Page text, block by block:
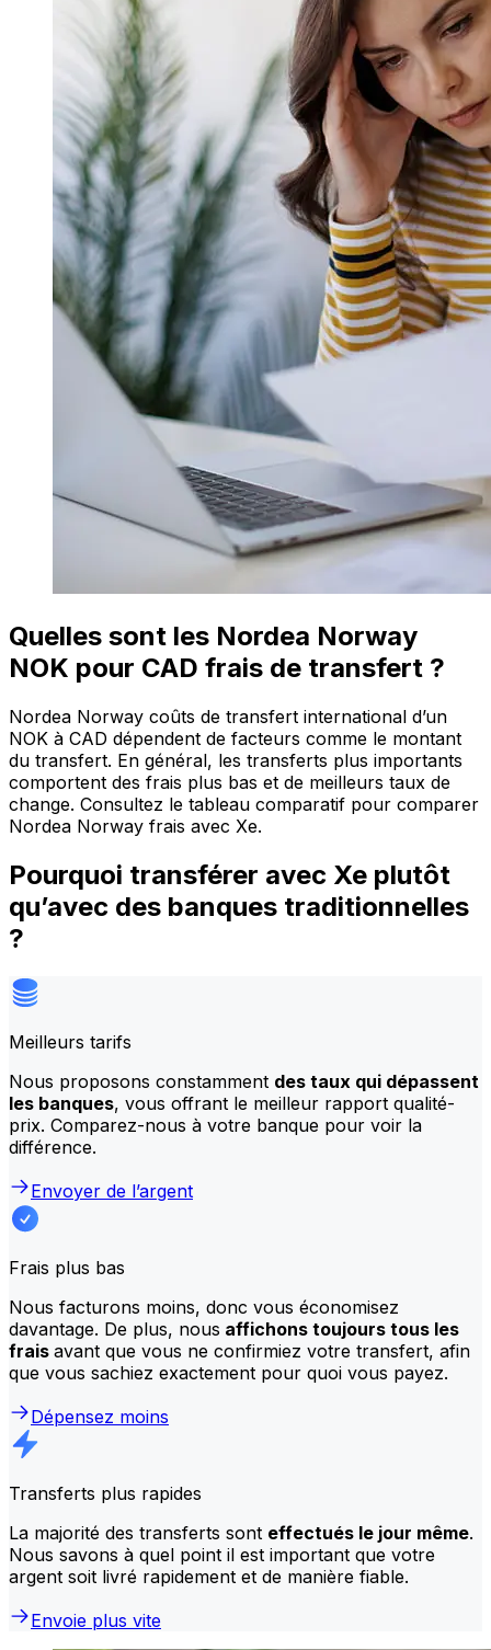
Quelles sont les Nordea Norway
NOK pour CAD frais de transfert ?
Nordea Norway coûts de transfert international d’un
NOK à CAD dépendent de facteurs comme le montant
du transfert. En général, les transferts plus importants
comportent des frais plus bas et de meilleurs taux de
change. Consultez le tableau comparatif pour comparer
Nordea Norway frais avec Xe.
Pourquoi transférer avec Xe plutôt
qu’avec des banques traditionnelles
?
Meilleurs tarifs
Nous proposons constamment des taux qui dépassent
les banques, vous offrant le meilleur rapport qualité-
prix. Comparez-nous à votre banque pour voir la
différence.
Envoyer de l’argent
Frais plus bas
Nous facturons moins, donc vous économisez
davantage. De plus, nous affichons toujours tous les
frais avant que vous ne confirmiez votre transfert, afin
que vous sachiez exactement pour quoi vous payez.
Dépensez moins
Transferts plus rapides
La majorité des transferts sont effectués le jour même.
Nous savons à quel point il est important que votre
argent soit livré rapidement et de manière fiable.
Envoie plus vite